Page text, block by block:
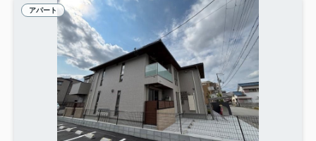
アパート